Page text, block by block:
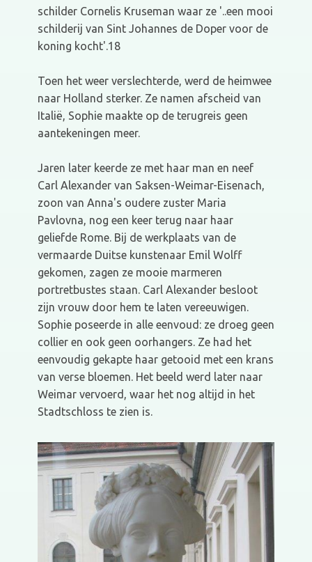
schilder Cornelis Kruseman waar ze '..een mooi
schilderij van Sint Johannes de Doper voor de
koning kocht'.18
Toen het weer verslechterde, werd de heimwee
naar Holland sterker. Ze namen afscheid van
Italië, Sophie maakte op de terugreis geen
aantekeningen meer.
Jaren later keerde ze met haar man en neef
Carl Alexander van Saksen-Weimar-Eisenach,
zoon van Anna's oudere zuster Maria
Pavlovna, nog een keer terug naar haar
geliefde Rome. Bij de werkplaats van de
vermaarde Duitse kunstenaar Emil Wolff
gekomen, zagen ze mooie marmeren
portretbustes staan. Carl Alexander besloot
zijn vrouw door hem te laten vereeuwigen.
Sophie poseerde in alle eenvoud: ze droeg geen
collier en ook geen oorhangers. Ze had het
eenvoudig gekapte haar getooid met een krans
van verse bloemen. Het beeld werd later naar
Weimar vervoerd, waar het nog altijd in het
Stadtschloss te zien is.